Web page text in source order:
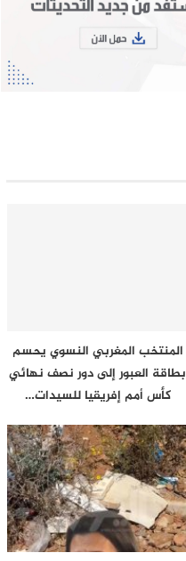
المنتخب المغربي النسوي يحسم
بطاقة العبور إلى دور نصف نهائي
كأس أمم إفريقيا للسيدات…